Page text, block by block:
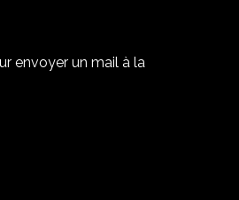
envoyer un mail à la